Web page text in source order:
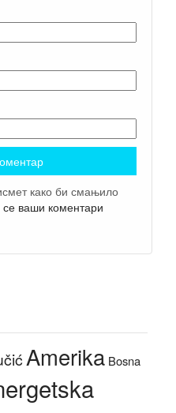
како би смањило
се ваши коментари
Amerika Bosna